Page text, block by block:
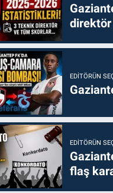
EDITÖRÜN
EDITÖRÜN
flaş